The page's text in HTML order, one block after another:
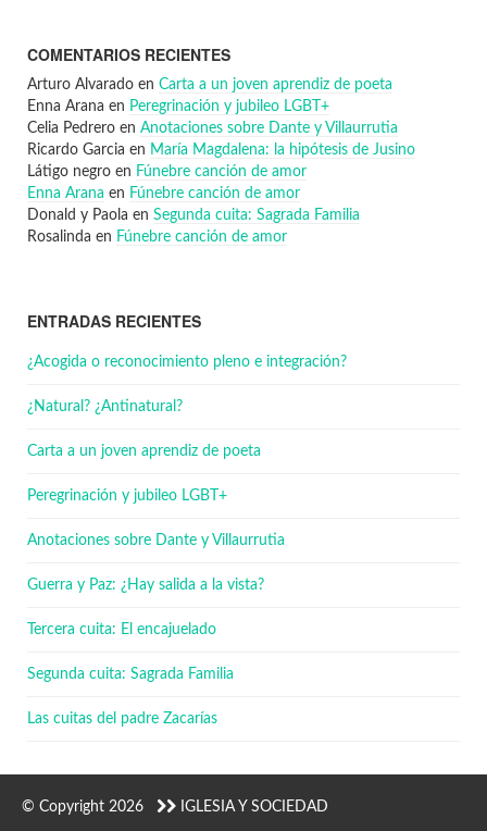
COMENTARIOS RECIENTES
Arturo Alvarado en Carta a un joven aprendiz de poeta
Enna Arana en Peregrinación y jubileo LGBT+
Celia Pedrero en Anotaciones sobre Dante y Villaurrutia
Ricardo Garcia en María Magdalena: la hipótesis de Jusino
Látigo negro en Fúnebre canción de amor
Enna Arana en Fúnebre canción de amor
Donald y Paola en Segunda cuita: Sagrada Familia
Rosalinda en Fúnebre canción de amor
ENTRADAS RECIENTES
¿Acogida o reconocimiento pleno e integración?
¿Natural? ¿Antinatural?
Carta a un joven aprendiz de poeta
Peregrinación y jubileo LGBT+
Anotaciones sobre Dante y Villaurrutia
Guerra y Paz: ¿Hay salida a la vista?
Tercera cuita: El encajuelado
Segunda cuita: Sagrada Familia
Las cuitas del padre Zacarías
© Copyright 2026 IGLESIA Y SOCIEDAD